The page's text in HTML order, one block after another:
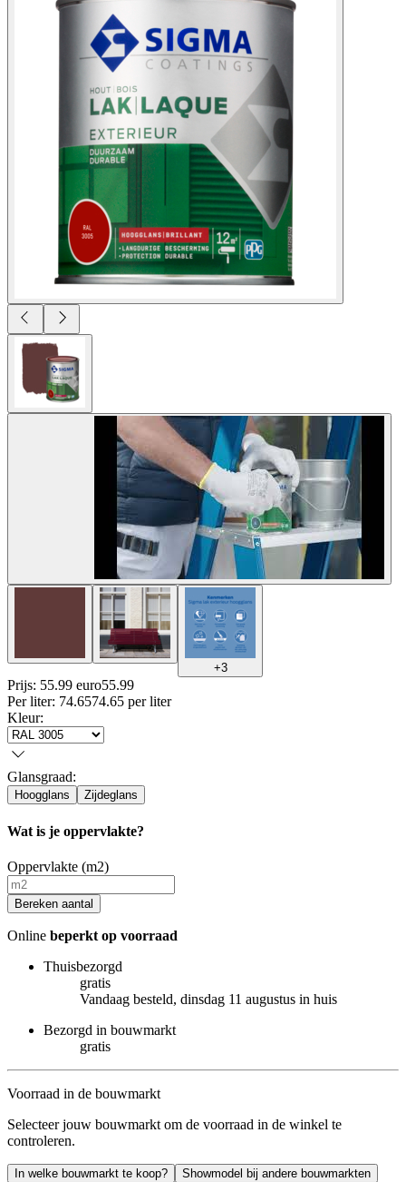
+3
Prijs: 55.99 euro55.99
Per liter: 74.6574.65 per liter
Kleur:
Glansgraad:
Hoogglans Zijdeglans
Wat is je oppervlakte?
Oppervlakte (m2)
Bereken aantal
Online beperkt op voorraad
Thuisbezorgd
gratis
Vandaag besteld, dinsdag 11 augustus in huis
Bezorgd in bouwmarkt
gratis
Voorraad in de bouwmarkt
Selecteer jouw bouwmarkt om de voorraad in de winkel te
controleren.
In welke bouwmarkt te koop? Showmodel bij andere bouwmarkten